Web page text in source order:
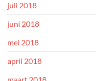
juli 2018
juni 2018
mei 2018
april 2018